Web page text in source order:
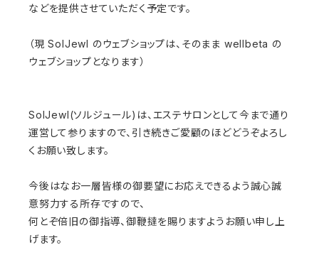
などを提供させていただく予定です。
（現 SolJewl のウェブショップは、そのまま wellbeta の
ウェブショップとなります）
SolJewl(ソルジュール)は、エステサロンとして今まで通り
運営して参りますので、引き続きご愛顧のほどどうぞよろし
くお願い致します。
今後はなお一層皆様の御要望にお応えできるよう誠心誠
意努力する所存ですので、
何とぞ倍旧の御指導、御鞭撻を賜りますようお願い申し上
げます。